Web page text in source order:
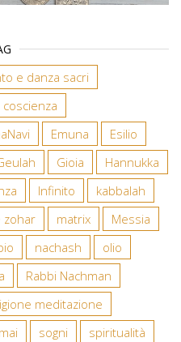
e danza sacri
coscienza
Emuna
Esilio
Gioia
Hannukka
Infinito
kabbalah
zohar matrix
Messia
nachash
olio
Rabbi Nachman
meditazione
sogni
spiritualità